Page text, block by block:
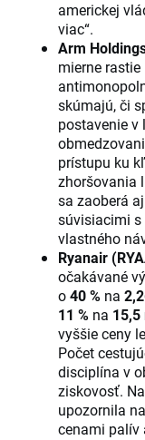
americkej
viac“.
Arm
mierne
skúmajú, či
postavenie v
prístupu ku
zhoršovania
sa zaoberá
súvisiacimi s
vlastného
Ryanair
očakávané
o40 % na
11 % na 15,5
vyššie ceny
Počet
disciplína v
ziskovosť.
upozornila
cenami palív